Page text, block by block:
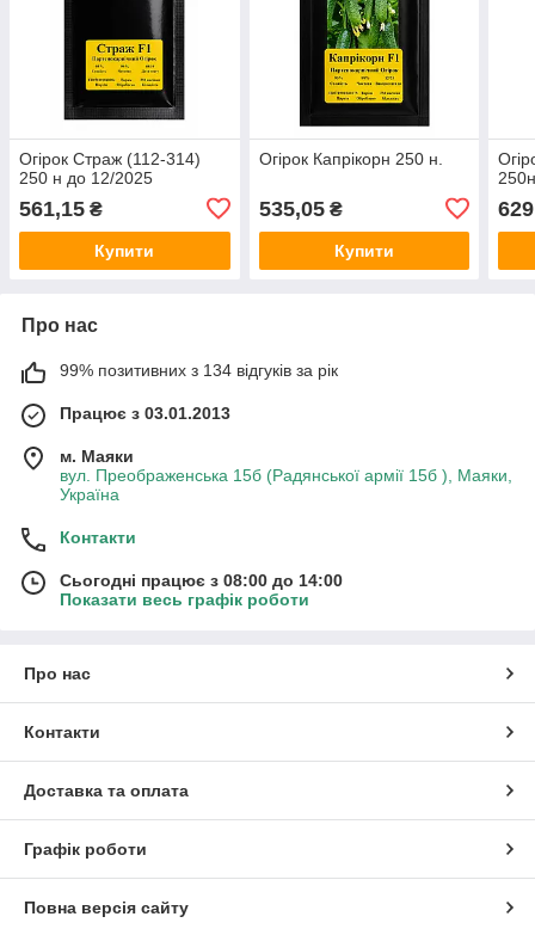
Огірок Страж (112-314)
250 н до 12/2025
561,15 ₴
Купити
Огірок Капрікорн 250 н.
535,05₴
Купити
Про нас
99% позитивних з 134 відгуків за рік
Працює з 03.01.2013
м. Маяки
вул. Преображенська 15б (Радянської армії 15б ), Маяки,
Україна
Контакти
Сьогодні працює з 08:00 до 14:00
Показати весь графік роботи
Про нас
Контакти
Доставка та оплата
Графік роботи
Повна версія сайту